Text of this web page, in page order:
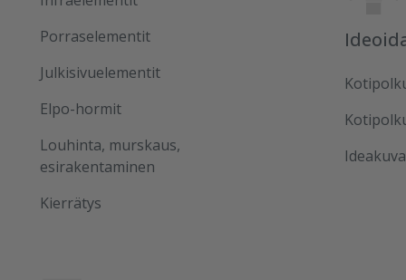
Porraselementit
Julkisivuelementit
Elpo-hormit
Louhinta, murskaus,
esirakentaminen
Kierrätys